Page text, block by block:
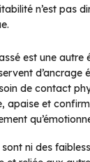
n’est pas
est une
de contact
et
ni des